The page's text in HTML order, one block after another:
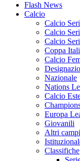
Flash News
Calcio
Calcio
Calcio
Calcio
Coppa
Calcio
Nazionale
Nations
Calcio
Europa
Giovanili
Altri
Classifiche